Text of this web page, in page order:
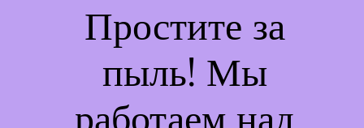
Простите за
пыль! Мы